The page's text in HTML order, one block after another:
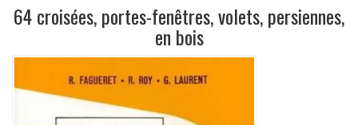
64 croisées, portes-fenêtres, volets, persiennes,
en bois